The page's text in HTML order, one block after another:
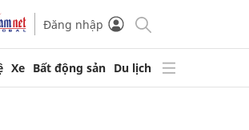
Đăng nhập
Xe Bất động sản Du lịch